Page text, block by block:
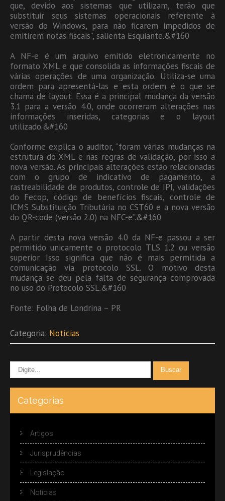
que, devido aos sistemas que utilizam, terão que
substituir seus sistemas operacionais referente à
versão do Windows, para não ficarem impedidos de
emitirem notas fiscais”, salienta Esquiante.&#160
A NF-e é um arquivo emitido eletronicamente no
formato XML e que consolida as informações fiscais de
várias operações de uma organização. Utiliza-se uma
ordem para apresentá-las e esta ordem é o que se
chama de layout. Essa é a principal mudança da versão
3.1 para a versão 4.0, onde ocorreram alterações nas
informações inseridas, categorias e o layout
utilizado.&#160
Conforme explica o auditor, “foram várias mudanças na
estrutura do XML e nas regras de validação, por isso a
nova versão. As principais alterações estão relacionadas
com o grupo de indicativo de pagamento, a
rastreabilidade de produtos, controle de IPI, validações
do Fecop, código de benefícios fiscais, controle de
ICMS Substituição Tributária no CST60 e a nova versão
do QR-code (versão 2.0) na NFC-e”.&#160
A partir desta nova versão 4.0 da NF-e passou a ser
permitido unicamente o protocolo TLS 1.2 ou versão
superior. Isso significa que não é mais permitida a
comunicação via protocolo SSL. O motivo desta
mudança se deu pela falta de segurança comprovada
no uso do Protocolo SSL.&#160
Fonte: Folha de Londrina – PR
Categoria: Notícias
Categorias
Artigos
Jurisprudências
Legislação
Notícias